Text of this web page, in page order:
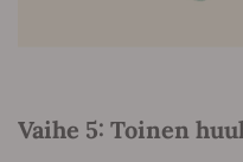
Vaihe 5: Toinen